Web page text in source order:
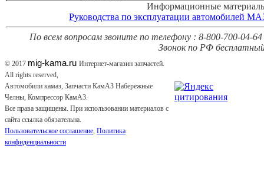
Информационные
Руководства по эксплуатации автомобилей
По всем вопросам звоните по телефону : 8-800-700-04-64
Звонок по РФ
© 2017 mig-kama.ru Интернет-магазин запчастей.
All rights reserved,
Автомобили камаз, Запчасти КамАЗ Набережные
Челны, Компрессор КамАЗ.
Все права защищены. При использовании материалов с
сайта ссылка обязательна.
Пользовательское соглашение, Политика
конфиденциальности